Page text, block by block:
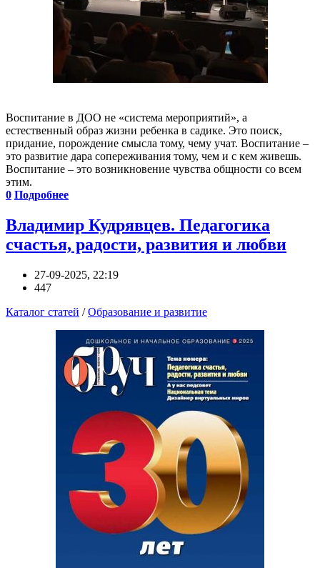
Воспитание в ДОО не «система мероприятий», а
естественный образ жизни ребенка в садике. Это поиск,
придание, порождение смысла тому, чему учат. Воспитание –
это развитие дара сопереживания тому, чем и с кем живешь.
Воспитание – это возникновение чувства общности со всем
этим.
0 Подробнее
Владимир Кудрявцев. Педагогика
счастья, радости, развития и любви
27-09-2025, 22:19
447
Каталог статей /Образование и развитие